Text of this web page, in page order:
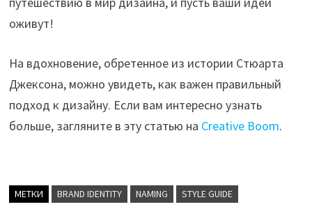
оживут!
На вдохновение, обретенное из истории Стюарта
Джексона, можно увидеть, как важен правильный
подход к дизайну. Если вам интересно узнать
больше, загляните в эту статью на Creative Boom.
МЕТКИ BRAND IDENTITY NAMING STYLE GUIDE